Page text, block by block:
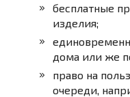
бесплатные
изделия;
дома или же
право на
очереди,